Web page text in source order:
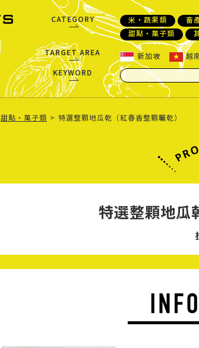
CATEGORY 米・蔬果類 畜
甜點・菓子類
TARGET AREA
新加坡 越
KEYWORD
甜點・菓子類 特選整顆地瓜乾（紅春香整顆曬乾）
特選整顆地瓜